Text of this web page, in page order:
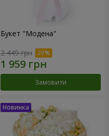
Букет "Модена"
2 449 грн
Замовити